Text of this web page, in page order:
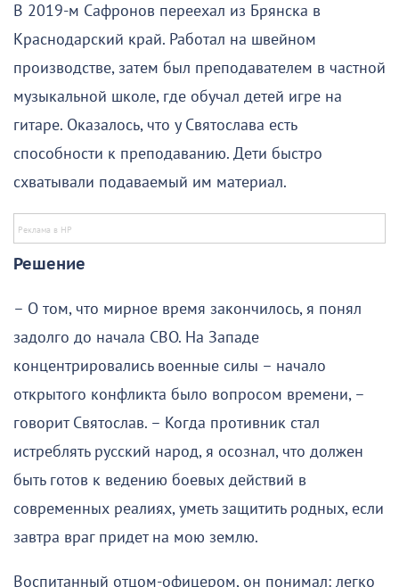
В 2019-м Сафронов переехал из Брянска в
Краснодарский край. Работал на швейном
производстве, затем был преподавателем в частной
музыкальной школе, где обучал детей игре на
гитаре. Оказалось, что у Святослава есть
способности к преподаванию. Дети быстро
схватывали подаваемый им материал.
Решение
– О том, что мирное время закончилось, я понял
задолго до начала СВО. На Западе
концентрировались военные силы – начало
открытого конфликта было вопросом времени, –
говорит Святослав. – Когда противник стал
истреблять русский народ, я осознал, что должен
быть готов к ведению боевых действий в
современных реалиях, уметь защитить родных, если
завтра враг придет на мою землю.
Воспитанный отцом-офицером, он понимал: легко